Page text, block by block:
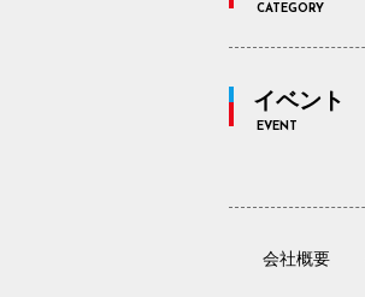
CATEGORY
イベント
EVENT
会社概要